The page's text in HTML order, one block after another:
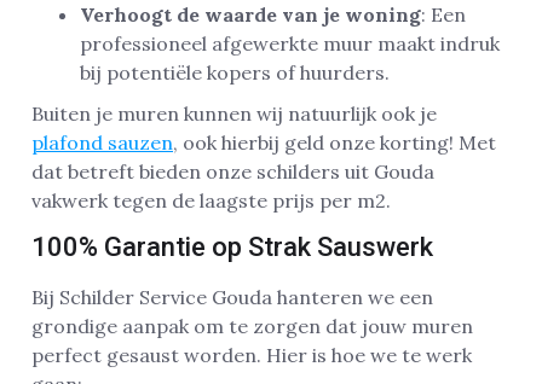
Verhoogt de waarde van je woning: Een
professioneel afgewerkte muur maakt indruk
bij potentiële kopers of huurders.
Buiten je muren kunnen wij natuurlijk ook je
plafond sauzen, ook hierbij geld onze korting! Met
dat betreft bieden onze schilders uit Gouda
vakwerk tegen de laagste prijs per m2.
100% Garantie op Strak Sauswerk
Bij Schilder Service Gouda hanteren we een
grondige aanpak om te zorgen dat jouw muren
perfect gesaust worden. Hier is hoe we te werk